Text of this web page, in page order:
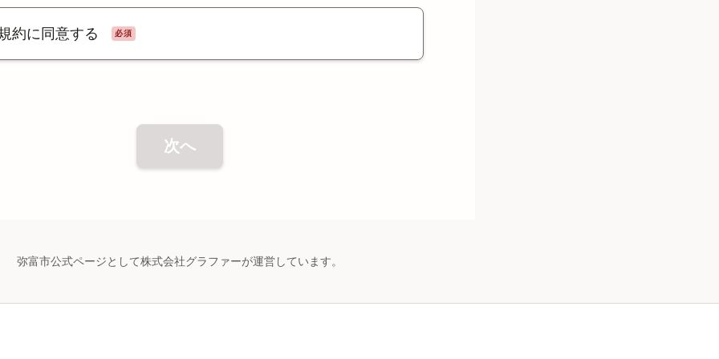
約に同意する 必須
次へ
弥富市公式ページとして株式会社グラファーが運営しています。